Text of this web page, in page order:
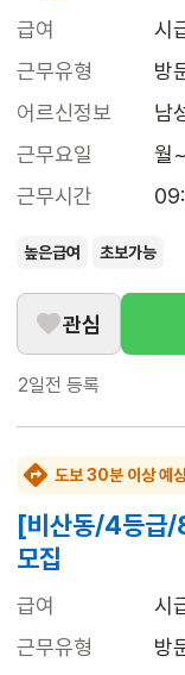
급여
시
근무유형
방
어르신정보
남
근무요일
월
근무시간
높은급여 초보가능
관심
2일전 등록
도보 30분 이상 예
[비산동/4등급/
모집
급여
시
근무유형
방